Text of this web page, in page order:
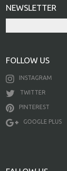
NEWSLETTER
FOLLOW US
INSTAGRAM
TWITTER
PINTEREST
GOOGLE PLUS